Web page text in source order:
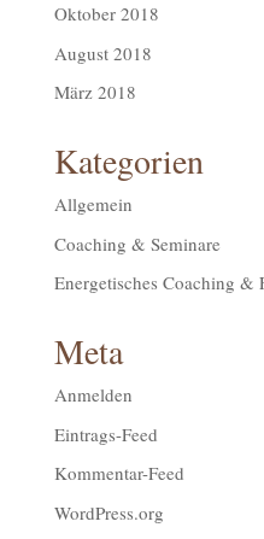
Oktober 2018
August 2018
März 2018
Kategorien
Allgemein
Coaching & Seminare
Energetisches Coaching &
Meta
Anmelden
Eintrags-Feed
Kommentar-Feed
WordPress.org